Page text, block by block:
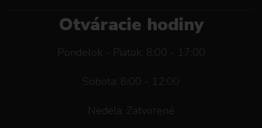
Otváracie hodiny
Pondelok - Piatok: 8:00 - 17:00
Sobota: 8:00 - 12:00
Nedeľa: Zatvorené